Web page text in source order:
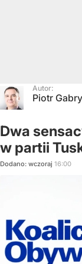
Autor:
Piotr
Dwa
w partii
Dodano: wczoraj 16:00